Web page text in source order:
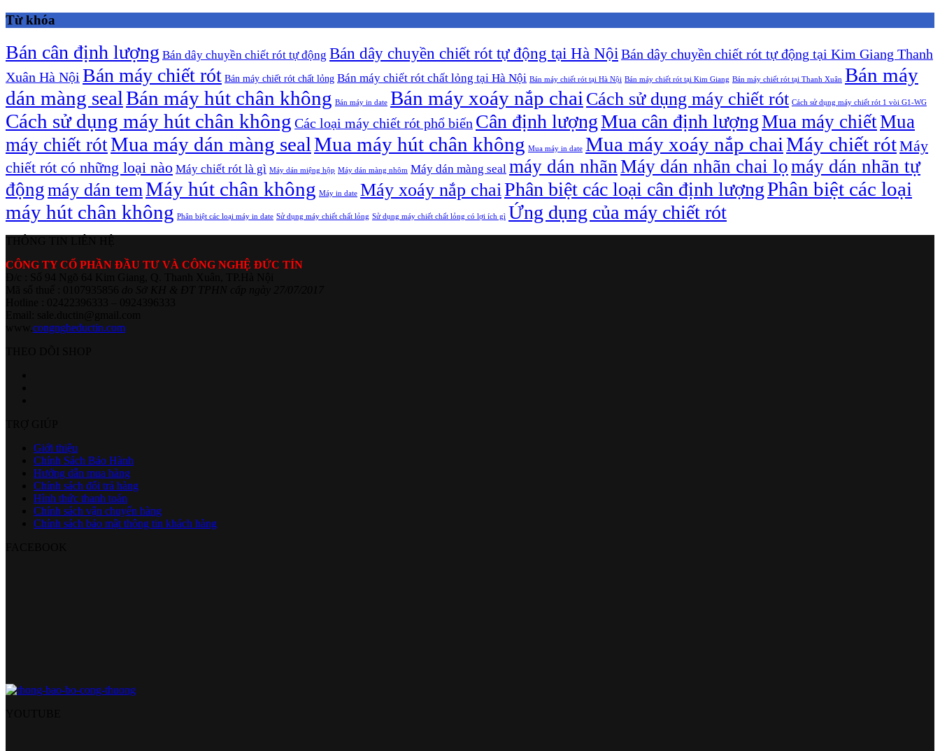
Từ khóa
Bán cân định lượng Bán dây chuyền chiết rót tự động Bán dây chuyền chiết rót tự động tại Hà Nội Bán dây chuyền chiết rót tự động tại Kim Giang Thanh
Xuân Hà Nội Bán máy chiết rót Bán máy chiết rót chất lỏng Bán máy chiết rót chất lỏng tại Hà Nội Bán máy chiết rót tại Hà Nội Bán máy chiết rót tại Kim Giang Bán máy chiết rót tại Thanh Xuân Bán máy
dán màng sealBán máy hút chân không Bán máy in date Bán máy xoáy nắp chai Cách sử dụng máy chiết rót Cách sử dụng máy chiết rót 1 vòi G1-WG
Cách sử dụng máy hút chân không Các loại máy chiết rót phổ biến Cân định lượngMua cân định lượngMua máy chiếtMua
máy chiết rótMua máy dán màng sealMua máy hút chân không Mua máy in date Mua máy xoáy nắp chaiMáy chiết rótMáy
chiết rót có những loại nào Máy chiết rót là gì Máy dán miệng hộp Máy dán màng nhôm Máy dán màng seal máy dán nhãnMáy dán nhãn chai lọmáy dán nhãn tự
độngmáy dán temMáy hút chân không Máy in date Máy xoáy nắp chaiPhân biệt các loại cân định lượngPhân biệt các loại
máy hút chân không Phân biệt các loại máy in date Sử dụng máy chiết chất lỏng Sử dụng máy chiết chất lỏng có lợi ích gì Ứng dụng của máy chiết rót
CÔNG TY CỔ PHẦN ĐẦU TƯ VÀ CÔNG NGHỆ ĐỨC TÍN
congngheductin.com
Giới thiệu
Chính Sách Bảo Hành
Hướng dẫn mua hàng
Chính sách đổi trả hàng
Hình thức thanh toán
Chính sách vận chuyển hàng
Chính sách bảo mật thông tin khách hàng